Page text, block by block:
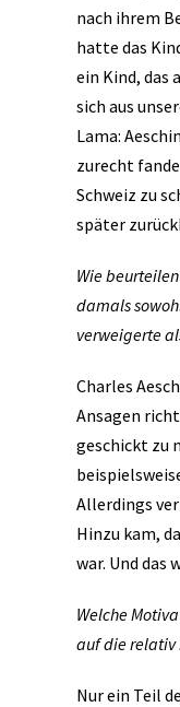
nach ihrem
hatte das
ein Kind, das
sich aus
Lama:
zurecht
Schweiz zu
später
Wie
damals
verweigerte
Charles
Ansagen
geschickt zu
Allerdings
Hinzu kam,
war. Und das
Welche
auf die relativ
Nur ein Teil